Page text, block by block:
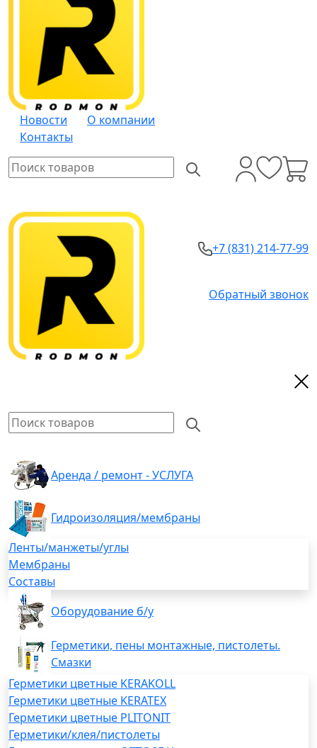
Новости
О компании
Контакты
+7 (831) 214-77-99
Обратный звонок
Аренда / ремонт - УСЛУГА
Гидроизоляция/мембраны
Ленты/манжеты/углы
Мембраны
Составы
Оборудование б/у
Герметики, пены монтажные, пистолеты.
Смазки
Герметики цветные KERAKOLL
Герметики цветные KERATEX
Герметики цветные PLITONIT
Герметики/клея/пистолеты